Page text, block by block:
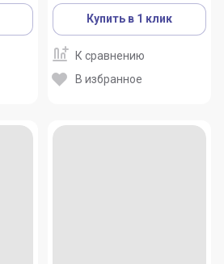
Купить в 1 клик
К сравнению
В избранное